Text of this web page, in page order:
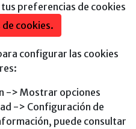
preferencias de cookies
cookies.
configurar las cookies
-> Mostrar opciones
-> Configuración de
puede consultar